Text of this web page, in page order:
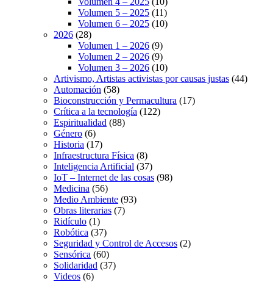
Volumen 5 – 2025 (11)
Volumen 6 – 2025 (10)
2026 (28)
Volumen 1 – 2026 (9)
Volumen 2 – 2026 (9)
Volumen 3 – 2026 (10)
Artivismo, Artistas activistas por causas justas (44)
Automación (58)
Bioconstrucción y Permacultura (17)
Crítica a la tecnología (122)
Espiritualidad (88)
Género (6)
Historia (17)
Infraestructura Física (8)
Inteligencia Artificial (37)
IoT – Internet de las cosas (98)
Medicina (56)
Medio Ambiente (93)
Obras literarias (7)
Ridículo (1)
Robótica (37)
Seguridad y Control de Accesos (2)
Sensórica (60)
Solidaridad (37)
Videos (6)